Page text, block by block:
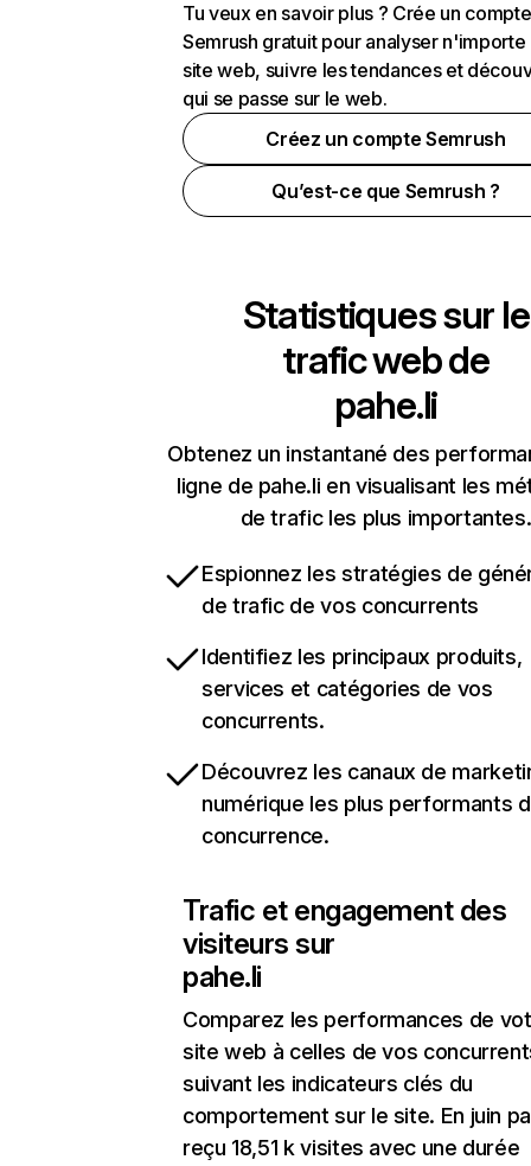
Tu veux en savoir plus ? Crée un compte
Semrush gratuit pour analyser n'importe
site web, suivre les tendances et
qui se passe sur le web.
Créez un compte Semrush
Qu’est-ce que Semrush ?
Statistiques sur le
trafic web de
pahe.li
Obtenez un instantané des
ligne de pahe.li en visualisant les
de trafic les plus importantes.
Espionnez les stratégies de
de trafic de vos concurrents
Identifiez les principaux produits,
services et catégories de vos
concurrents.
Découvrez les canaux de
numérique les plus performants
concurrence.
Trafic et engagement des
visiteurs sur
pahe.li
Comparez les performances de
site web à celles de vos
suivant les indicateurs clés du
comportement sur le site. En juin
reçu 18,51 k visites avec une durée